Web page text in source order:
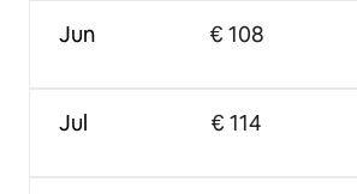
Jun
Jul
€ 108
€ 114